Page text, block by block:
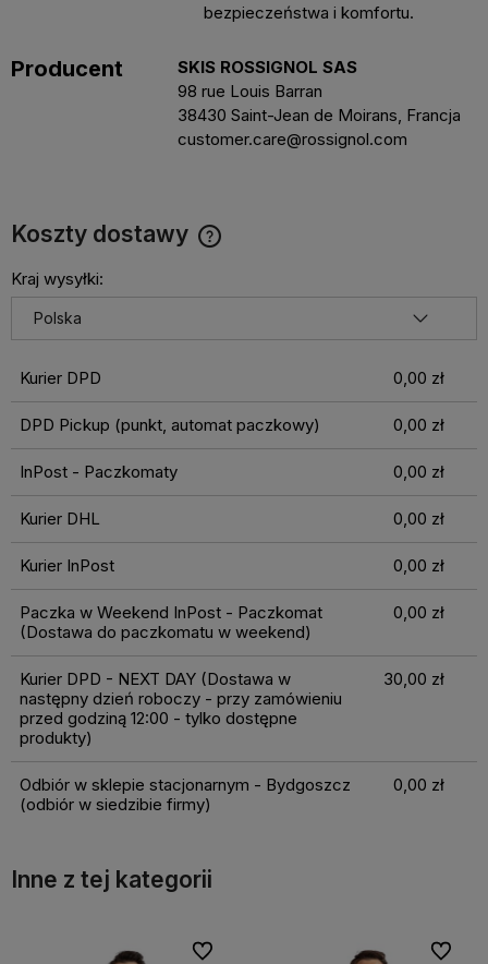
bezpieczeństwa i komfortu.
Producent
SKIS ROSSIGNOL SAS
98 rue Louis Barran
38430 Saint-Jean de Moirans, Francja
customer.care@rossignol.com
Koszty dostawy
Kraj wysyłki:
Kurier DPD 0,00 zł
DPD Pickup (punkt, automat paczkowy) 0,00 zł
InPost - Paczkomaty 0,00 zł
Kurier DHL 0,00 zł
Kurier InPost 0,00 zł
Paczka w Weekend InPost - Paczkomat
(Dostawa do paczkomatu w weekend)
0,00 zł
Kurier DPD - NEXT DAY(Dostawa w
następny dzień roboczy - przy zamówieniu
przed godziną 12:00 - tylko dostępne
produkty)
30,00 zł
Odbiór w sklepie stacjonarnym - Bydgoszcz
(odbiór w siedzibie firmy)
0,00 zł
Inne z tej kategorii
Do ulubionych
Do ulubionych Do
Do